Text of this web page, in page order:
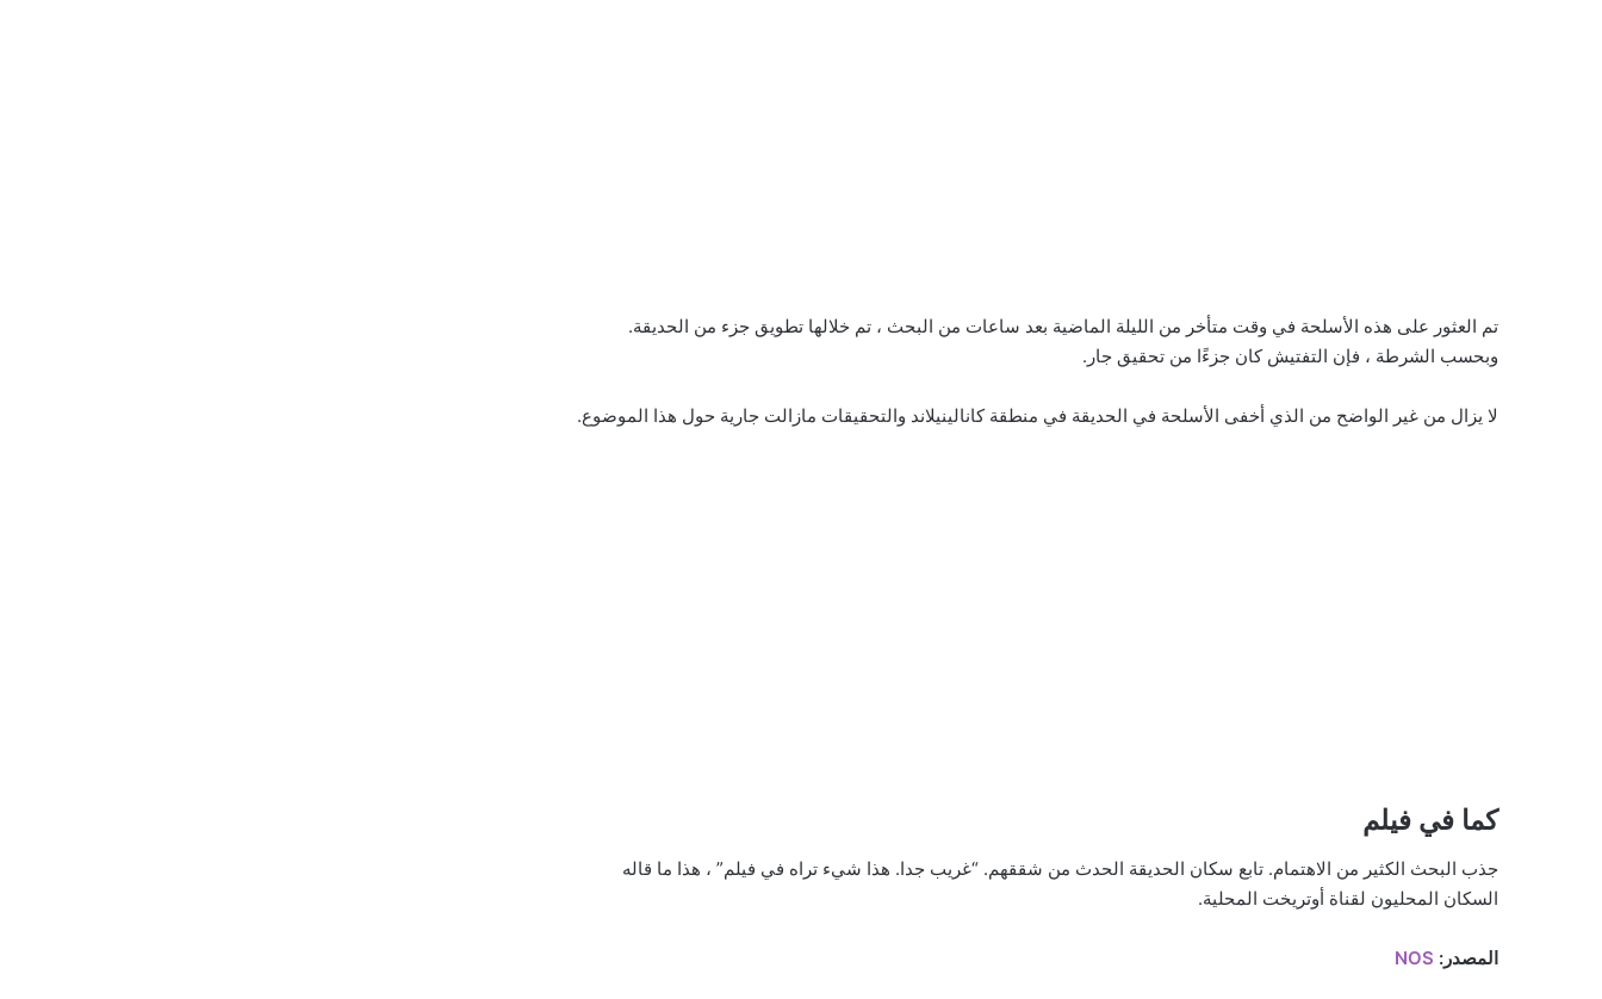
تم العثور على هذه الأسلحة في وقت متأخر من الليلة الماضية بعد ساعات من البحث ، تم خلالها تطويق جزء من الحديقة.
وبحسب الشرطة ، فإن التفتيش كان جزءًا من تحقيق جار.
لا يزال من غير الواضح من الذي أخفى الأسلحة في الحديقة في منطقة كانالينيلاند والتحقيقات مازالت جارية حول هذا الموضوع.
كما في فيلم
جذب البحث الكثير من الاهتمام. تابع سكان الحديقة الحدث من شققهم. “غريب جدا. هذا شيء تراه في فيلم” ، هذا ما قاله
السكان المحليون لقناة أوتريخت المحلية.
المصدر: NOS